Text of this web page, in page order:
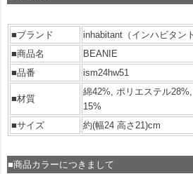
■ブランド
inhabitant（インハビタント
■商品名
BEANIE
■品番
ism24hw51
■材質
綿42%, ポリエステル
15%
■サイズ
約(幅24 高さ21)cm
■商品カラーにつきまして